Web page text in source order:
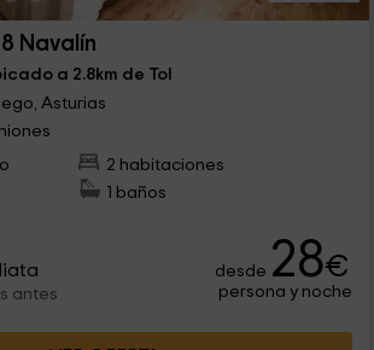
Navalín
a 2.8km de Tol
Asturias
2 habitaciones
1 baños
antes
desde 28€
persona y noche